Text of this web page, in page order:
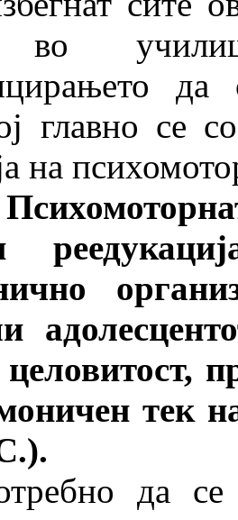
во
главно се
на
целовитост,
тек
да се